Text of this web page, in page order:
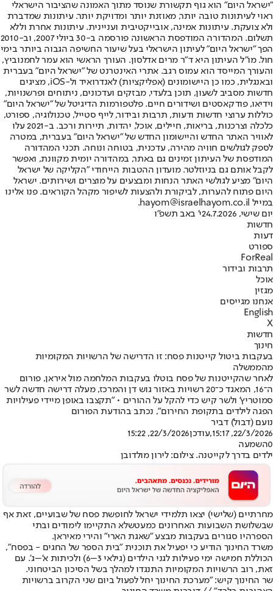
"ישראל היום" הוא גוף תקשורת שנוסד מתוך האמונה שהציבור הישראלי
ראוי לעיתונות טובה יותר, מאוזנת יותר ומדויקת יותר. עיתונות שמדברת
ולא צועקת. עיתונות אמינה, אובייקטיבית ועניינית. עיתונות אחרת וללא
תשלום. המהדורה המודפסת הראשונה פורסמה ב-30 ביולי 2007, וב-2010
הפך "ישראל היום" לעיתון הישראלי בעל שיעור החשיפה הגבוה ביותר בימי
חול. מו"ל העיתון היא ד"ר מרים אדלסון. העורך הראשי הוא עמר לחמנוביץ,
והעורך המייסד הוא עמוס רגב. אתרי האינטרנט של "ישראל היום" בעברית
ובאנגלית, כמו כן היישומונים (אפליקציות) לאנדרואיד ול-iOS, מציגים
חדשות מסביב לשעון, תוכן בלעדי, מבזקים ועדכונים, ניתוחים ופרשנויות,
וידיאו, פודקאסטים ושידורים חיים. פלטפורמות הדיגיטל של "ישראל היום"
כוללות ערוצי חדשות ודעות, תרבות ובידור, לייף סטייל, טכנולוגיה, ספורט,
כלכלה וצרכנות, בריאות, חיילים, אוכל, יהדות, תיירות ורכב. ב-2021 עלו
לאוויר האתר החדש והיישומון החדש של "ישראל היום" בעברית, במטרה
לספק לגולשים חוויה מהירה, עדכנית, בטוחה ונוחה. תכני המהדורה
המודפסת של העיתון זמינים גם באתר, במהדורה יומית מקוונת, ואפשר
לקבל אותם גם בניוזלטר. מועדון ההטבות הייחודי "הקליקה של ישראל
היום" מציע לגולשי האתר הנחות ומבצעים על מוצרים ושירותים. ישראל
היום פתוח להערות, לביקורת ולהצעות לשיפור מקהל הקוראים. פנו אלינו
במייל hayom@israelhayom.co.il.
יום שישי, 24.7.2026
י' באב תשפ"ו
חדשות
דעות
ספורט
ForReal
תרבות ובידור
אוכל
מגזין
אנחנו מגייסים
English
X
חדשות
חינוך
בעקבות ביטול קייטנות פסח: זו הדרישה של הרשויות המקומיות
מהממשלה
לאחר שהקייטנות של פסח בוטלו בעקבות המלחמה מול איראן, פורום
ה־16, המאגד כ־20 רשויות באזור גוש דן והמרכז, מעלה דרישה חדשה לשר
סמוטריץ' ולשר קיש כדי להקל על ההורים • "תקצבו באופן מיידי פעילויות
הפגה לילדים בתקופת החירום", נכתב בהודעת הפורום
נועם (דבול) דביר
22/3/2026, 15:17
,עודכן22/3/2026, 15:22
0השמעה
ילדים בדרך לקייטנה. צילום: לירון מולדובן
מחרתיים (שלישי) יצאו תלמידי ישראל לחופשת פסח של שבועיים, זאת אף
שבשלושת השבועות האחרונים כמעטשלא התקיימו לימודים ובתי
הספרהיו סגורים בעקבות מבצע "שאגת הארי" והירי מאיראן.
משרד החינוך הודיע כי יפעיל את תוכנית "בית הספר של החגים - בפסח",
הכוללת חמישה ימי פעילות לגני הילדים (גילאי 3–6) ולכיתות א'–ג'. עם
זאת, רוב הרשויות המקומיות התנגדו למהלך בשל הסיכון הביטחוני.
שר החינוך קיש: "מערכת החינוך יחל לפעול ביום שני הקרוב ברשויות